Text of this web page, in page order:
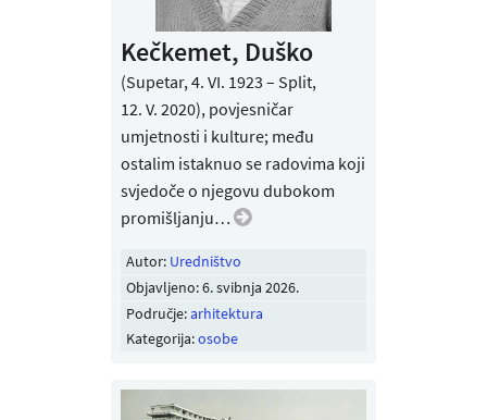
Kečkemet, Duško
(Supetar, 4. VI. 1923 – Split,
12. V. 2020), povjesničar
umjetnosti i kulture; među
ostalim istaknuo se radovima koji
svjedoče o njegovu dubokom
promišljanju…
Autor: Uredništvo
Objavljeno:6. svibnja 2026.
Područje:arhitektura
Kategorija:osobe